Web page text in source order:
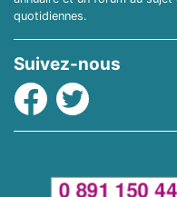
quotidiennes.
Suivez-nous
Facebook
Twitter